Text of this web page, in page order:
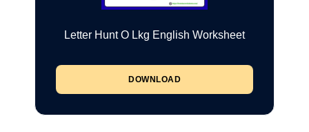
Letter Hunt O Lkg English Worksheet
DOWNLOAD